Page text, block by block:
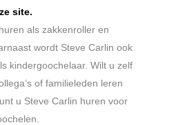
site.
als zakkenroller en
wordt Steve Carlin ook
kindergoochelaar. Wilt u zelf
of familieleden leren
u Steve Carlin huren voor